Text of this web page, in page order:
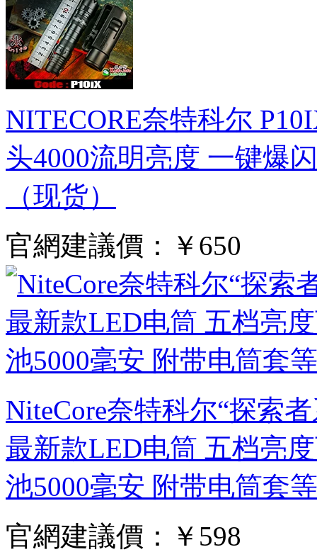
NITECORE奈特科尔
头4000流明亮度 一键爆
（现货）
官網建議價：
￥650
NiteCore奈特科尔“探索
最新款LED电筒 五档亮
池5000毫安 附带电筒套
官網建議價：
￥598